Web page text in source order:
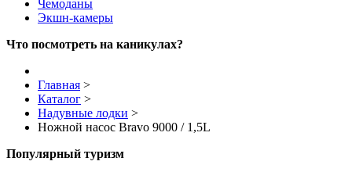
Чемоданы
Экшн-камеры
Что посмотреть на каникулах?
Главная >
Каталог >
Надувные лодки >
Ножной насос Bravo 9000 / 1,5L
Популярный туризм